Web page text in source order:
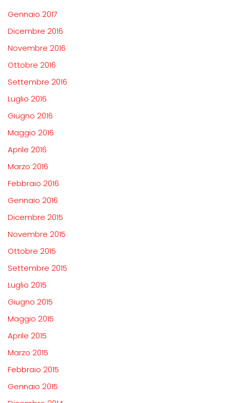
Gennaio 2017
Dicembre 2016
Novembre 2016
Ottobre 2016
Settembre 2016
Luglio 2016
Giugno 2016
Maggio 2016
Aprile 2016
Marzo 2016
Febbraio 2016
Gennaio 2016
Dicembre 2015
Novembre 2015
Ottobre 2015
Settembre 2015
Luglio 2015
Giugno 2015
Maggio 2015
Aprile 2015
Marzo 2015
Febbraio 2015
Gennaio 2015